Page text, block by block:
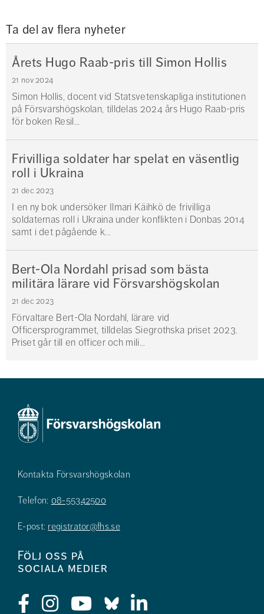
Ta del av flera nyheter
Årets Hugo Raab-pris till Simon Hollis
21 nov 2024
Simon Hollis, docent vid Statsvetenskapliga institutionen
på Försvarshögskolan, tilldelas 2024 års Hugo Raab-pris
för boken Resil...
Frivilliga soldater har spelat en väsentlig
roll i Ukraina
21 dec 2023
I en ny bok undersöker Ilmari Käihkö de frivilliga
soldaternas roll i Ukraina under konflikten i Donbas 2014
samt i det pågående k...
Bert-Ola Nordahl prisad som bästa
militära lärare vid Försvarshögskolan
21 dec 2023
Förvaltare Bert-Ola Nordahl, lärare vid
Officersprogrammet, tilldelas Siegrothska priset 2023.
Priset går till en officer och mili...
Kontakta Försvarshögskolan
Telefon: 08-55342500
E-post: registrator@fhs.se
Följ oss på
sociala medier